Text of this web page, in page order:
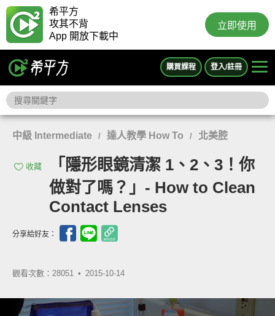
希平方
攻其不背
App 開放下載中
立即使用
購買課程 登入/註冊
中級 Intermediate / 達人教學 How To / 北美腔
收藏
「隱形眼鏡清潔 1、2、3！你
做對了嗎？」- How to Clean
Contact Lenses
分享給好友：
觀看次數：28051 • 2015-10-14